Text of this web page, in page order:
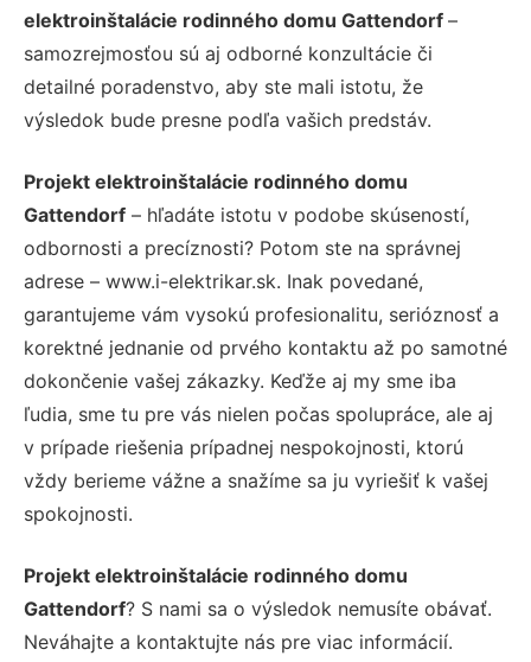
elektroinštalácie rodinného domu Gattendorf –
samozrejmosťou sú aj odborné konzultácie či
detailné poradenstvo, aby ste mali istotu, že
výsledok bude presne podľa vašich predstáv.
Projekt elektroinštalácie rodinného domu
Gattendorf – hľadáte istotu v podobe skúseností,
odbornosti a precíznosti? Potom ste na správnej
adrese – www.i-elektrikar.sk. Inak povedané,
garantujeme vám vysokú profesionalitu, serióznosť a
korektné jednanie od prvého kontaktu až po samotné
dokončenie vašej zákazky. Keďže aj my sme iba
ľudia, sme tu pre vás nielen počas spolupráce, ale aj
v prípade riešenia prípadnej nespokojnosti, ktorú
vždy berieme vážne a snažíme sa ju vyriešiť k vašej
spokojnosti.
Projekt elektroinštalácie rodinného domu
Gattendorf? S nami sa o výsledok nemusíte obávať.
Neváhajte a kontaktujte nás pre viac informácií.